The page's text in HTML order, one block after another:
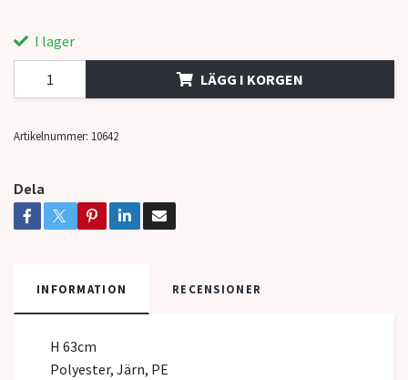
I lager
LÄGG I KORGEN
Artikelnummer: 10642
Dela
INFORMATION RECENSIONER
H 63cm
Polyester, Järn, PE